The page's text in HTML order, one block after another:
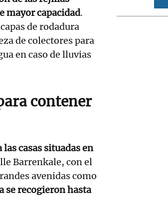
mayor capacidad.
de rodadura
de colectores para
en caso de lluvias
contener
casas situadas en
Barrenkale, con el
avenidas como
se recogieron hasta